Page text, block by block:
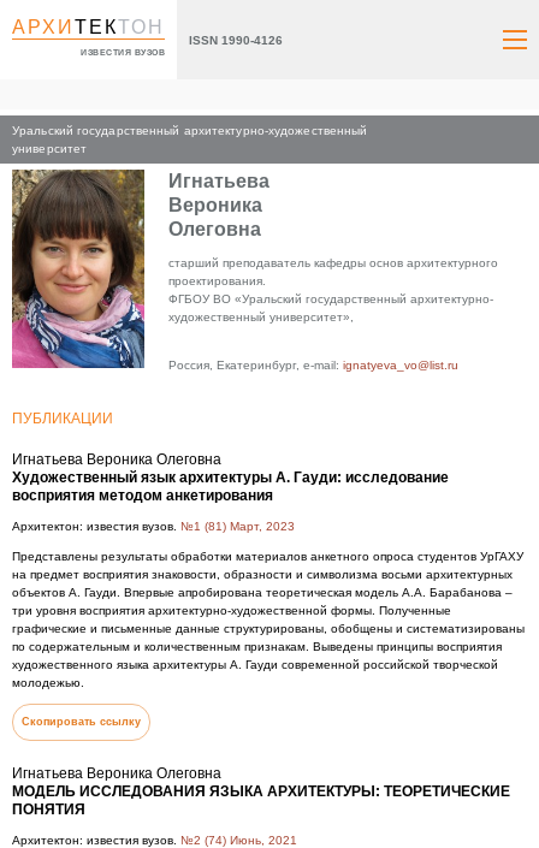
АРХИТЕКТОН
ИЗВЕСТИЯ ВУЗОВ
ISSN 1990-4126
Уральский государственный архитектурно-художественный
университет
Главная
Игнатьева
Вероника
Олеговна
старший преподаватель кафедры основ архитектурного
проектирования.
ФГБОУ ВО «Уральский государственный архитектурно-
художественный университет»,
Россия, Екатеринбург, e-mail: ignatyeva_vo@list.ru
ПУБЛИКАЦИИ
Игнатьева Вероника Олеговна
Художественный язык архитектуры А. Гауди: исследование
восприятия методом анкетирования
Архитектон: известия вузов. №1 (81) Март, 2023
Представлены результаты обработки материалов анкетного опроса студентов УрГАХУ
на предмет восприятия знаковости, образности и символизма восьми архитектурных
объектов А. Гауди. Впервые апробирована теоретическая модель А.А. Барабанова –
три уровня восприятия архитектурно-художественной формы. Полученные
графические и письменные данные структурированы, обобщены и систематизированы
по содержательным и количественным признакам. Выведены принципы восприятия
художественного языка архитектуры А. Гауди современной российской творческой
молодежью.
Скопировать ссылку
Игнатьева Вероника Олеговна
МОДЕЛЬ ИССЛЕДОВАНИЯ ЯЗЫКА АРХИТЕКТУРЫ: ТЕОРЕТИЧЕСКИЕ
ПОНЯТИЯ
Архитектон: известия вузов. №2 (74) Июнь, 2021